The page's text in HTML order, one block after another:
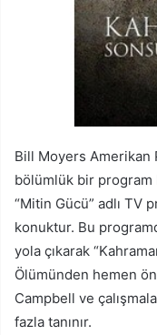
Bill Moyers Amerikan
bölümlük bir program
“Mitin Gücü” adlı TV
konuktur. Bu
yola çıkarak
Ölümünden hemen
Campbell ve
fazla tanınır.